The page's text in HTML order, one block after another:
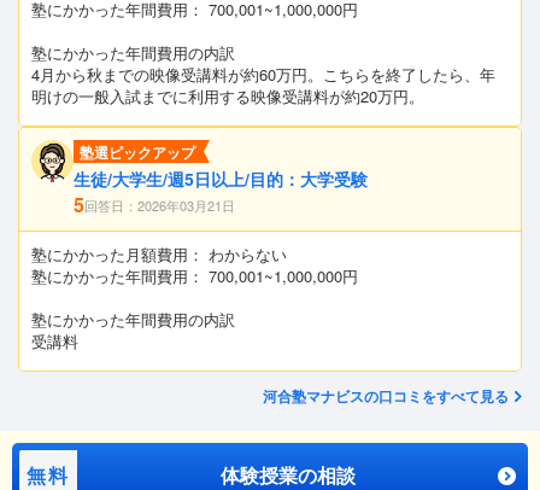
塾にかかった年間費用： 700,001~1,000,000円
塾にかかった年間費用の内訳
4月から秋までの映像受講料が約60万円。こちらを終了したら、年
明けの一般入試までに利用する映像受講料が約20万円。
塾選ピックアップ
生徒/大学生/週5日以上/目的：大学受験
5回答日：2026年03月21日
塾にかかった月額費用： わからない
塾にかかった年間費用： 700,001~1,000,000円
塾にかかった年間費用の内訳
受講料
河合塾マナビスの口コミをすべて見る
無料 体験授業の相談